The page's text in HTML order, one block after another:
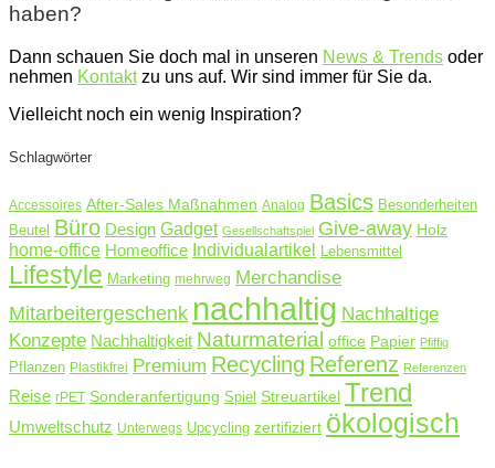
haben?
Dann schauen Sie doch mal in unseren News & Trends oder
nehmen Kontaktzu uns auf. Wir sind immer für Sie da.
Vielleicht noch ein wenig Inspiration?
Schlagwörter
Accessoires After-Sales Maßnahmen Analog Basics Besonderheiten
Beutel Büro Design Gadget Gesellschaftspiel Give-away Holz
home-office Homeoffice Individualartikel Lebensmittel
Lifestyle Marketing mehrweg Merchandise
Mitarbeitergeschenk nachhaltig Nachhaltige
Konzepte Nachhaltigkeit Naturmaterial office Papier Pfiffig
Pflanzen Plastikfrei Premium Recycling Referenz Referenzen
Reise rPET Sonderanfertigung Spiel Streuartikel Trend
Umweltschutz Unterwegs Upcycling zertifiziert ökologisch